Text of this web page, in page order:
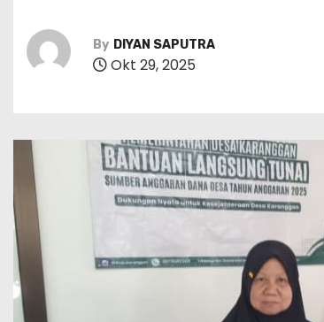
By DIYAN SAPUTRA
Okt 29, 2025